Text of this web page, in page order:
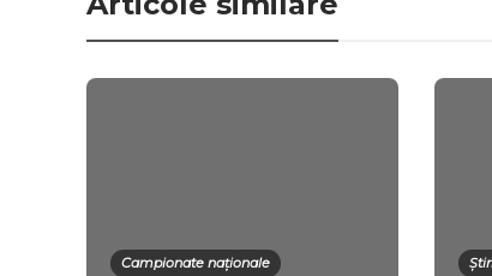
Campionate naționale